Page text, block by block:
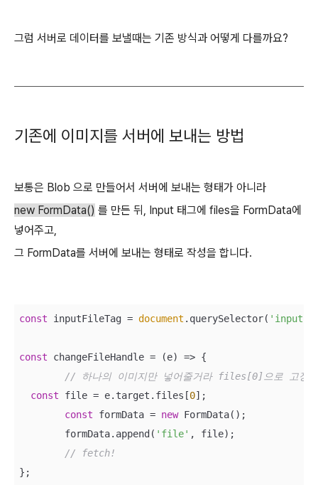
그럼 서버로 데이터를 보낼때는 기존 방식과 어떻게 다를까요?
기존에 이미지를 서버에 보내는 방법
보통은 Blob 으로 만들어서 서버에 보내는 형태가 아니라
new FormData() 를 만든 뒤, Input 태그에 files을 FormData에
넣어주고,
그 FormData를 서버에 보내는 형태로 작성을 합니다.
const inputFileTag = document .querySelector( 'input'
const changeFileHandle = (e) => {
// 하나의 이미지만 넣어줄거라 files[0]으로 고정
const file = e.target.files[0];
const formData = new FormData();
	formData.append(
'file' , file);
// fetch!
};